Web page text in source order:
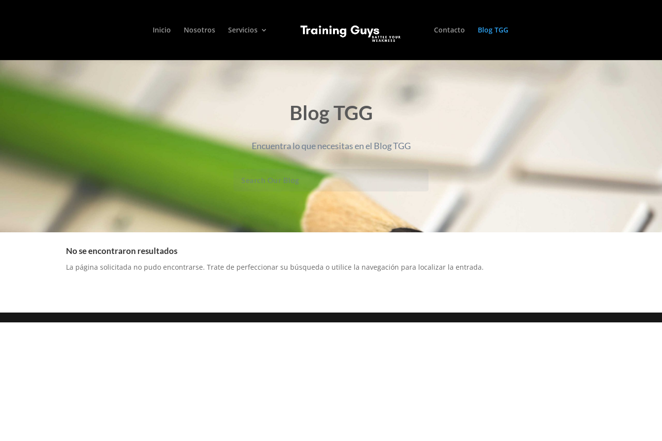
Inicio Nosotros Servicios Contacto Blog TGG
Blog TGG
Encuentra lo que necesitas en el Blog TGG
No se encontraron resultados
La página solicitada no pudo encontrarse. Trate de perfeccionar su búsqueda o utilice la navegación para localizar la entrada.